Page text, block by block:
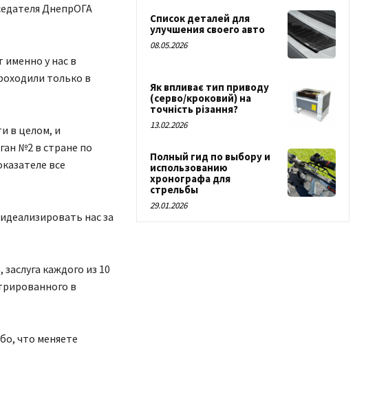
ДнепрОГА
у нас в
только в
в целом, и
№2 в стране по
все
нас за
каждого из 10
в
что меняете
Список деталей для
улучшения своего авто
08.05.2026
Як впливає тип приводу
(серво/кроковий) на
точність різання?
13.02.2026
Полный гид по выбору и
использованию
хронографа для
стрельбы
29.01.2026